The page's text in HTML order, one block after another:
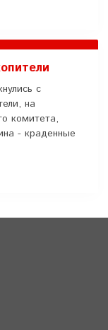
с
на
комитета,
- краденные